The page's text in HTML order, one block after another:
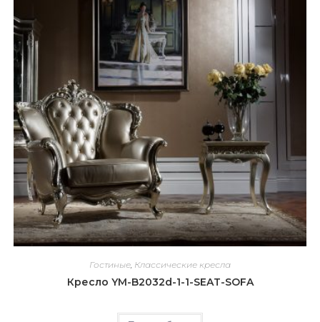
Гостиные Классические кресла
Кресло YM-B2032d-1-1-SEAT-SOFA